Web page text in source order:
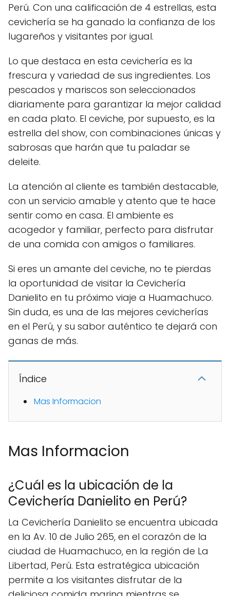
Perú. Con una calificación de 4 estrellas, esta
cevichería se ha ganado la confianza de los
lugareños y visitantes por igual.
Lo que destaca en esta cevichería es la
frescura y variedad de sus ingredientes. Los
pescados y mariscos son seleccionados
diariamente para garantizar la mejor calidad
en cada plato. El ceviche, por supuesto, es la
estrella del show, con combinaciones únicas y
sabrosas que harán que tu paladar se
deleite.
La atención al cliente es también destacable,
con un servicio amable y atento que te hace
sentir como en casa. El ambiente es
acogedor y familiar, perfecto para disfrutar
de una comida con amigos o familiares.
Si eres un amante del ceviche, no te pierdas
la oportunidad de visitar la Cevichería
Danielito en tu próximo viaje a Huamachuco.
Sin duda, es una de las mejores cevicherías
en el Perú, y su sabor auténtico te dejará con
ganas de más.
Índice
Mas Informacion
Mas Informacion
¿Cuál es la ubicación de la
Cevichería Danielito en Perú?
La Cevichería Danielito se encuentra ubicada
en la Av. 10 de Julio 265, en el corazón de la
ciudad de Huamachuco, en la región de La
Libertad, Perú. Esta estratégica ubicación
permite a los visitantes disfrutar de la